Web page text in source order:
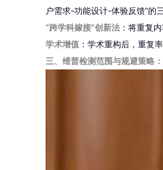
户需求-功能设计-体验反馈”的
“跨学科嫁接”创新法 ：将重复
学术增值 ：学术重构后，重复
三、维普检测范围与规避策略